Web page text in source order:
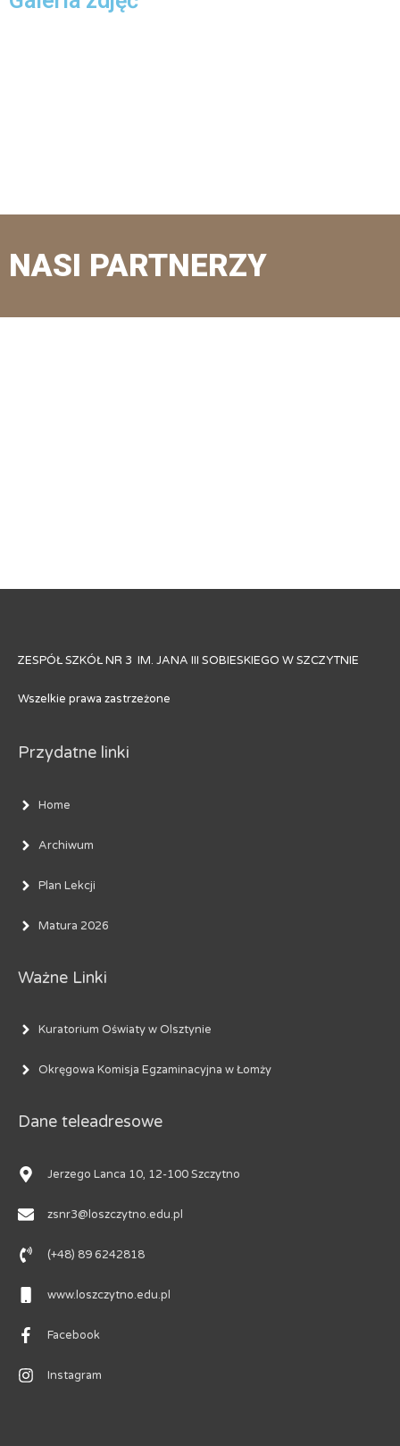
NASI PARTNERZY
ZESPÓŁ SZKÓŁ NR 3 IM. JANA III SOBIESKIEGO W SZCZYTNIE
Wszelkie prawa zastrzeżone
Przydatne linki
Home
Archiwum
Plan Lekcji
Matura 2026
Ważne Linki
Kuratorium Oświaty w Olsztynie
Okręgowa Komisja Egzaminacyjna w Łomży
Dane teleadresowe
Jerzego Lanca 10, 12-100 Szczytno
zsnr3@loszczytno.edu.pl
(+48) 89 6242818
www.loszczytno.edu.pl
Facebook
Instagram